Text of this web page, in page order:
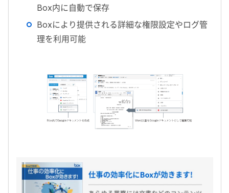
Box内に自動で保存
Boxにより提供される詳細な権限設定やログ管
理を利用可能